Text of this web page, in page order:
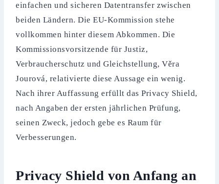
einfachen und sicheren Datentransfer zwischen
beiden Ländern. Die EU-Kommission stehe
vollkommen hinter diesem Abkommen. Die
Kommissionsvorsitzende für Justiz,
Verbraucherschutz und Gleichstellung, Věra
Jourová, relativierte diese Aussage ein wenig.
Nach ihrer Auffassung erfüllt das Privacy Shield,
nach Angaben der ersten jährlichen Prüfung,
seinen Zweck, jedoch gebe es Raum für
Verbesserungen.
Privacy Shield von Anfang an